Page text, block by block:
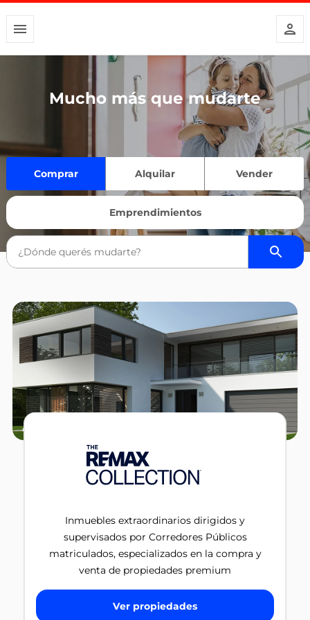
Mucho más que mudarte
Comprar Alquilar Vender
Emprendimientos
Inmuebles extraordinarios dirigidos y
supervisados por Corredores Públicos
matriculados, especializados en la compra y
venta de propiedades premium
Ver propiedades